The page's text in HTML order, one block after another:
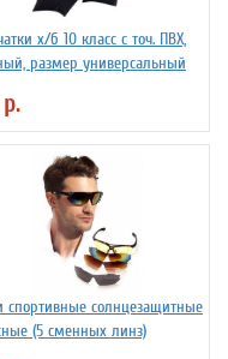
х/б 10 класс с точ. ПВХ,
размер универсальный
спортивные солнцезащитные
(5 сменных линз)